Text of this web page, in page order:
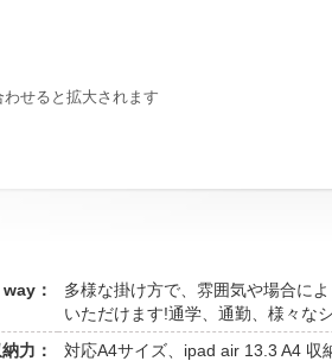
せると拡大されます
：
多様な掛け方で、雰囲気や場合に
いただけます!通学、通勤、様々な
力：
対応A4サイズ、ipad air 13.3 A4 収